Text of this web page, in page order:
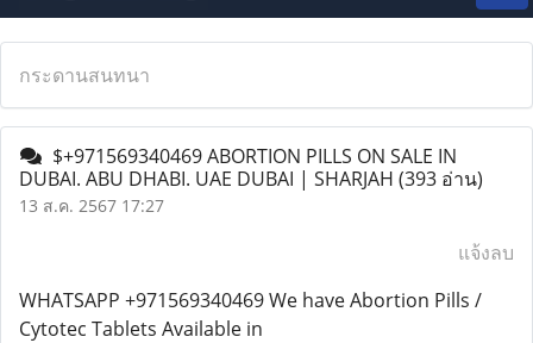
กระดานสนทนา
$+971569340469 ABORTION PILLS ON SALE IN
DUBAI. ABU DHABI. UAE DUBAI | SHARJAH (393 อ่าน)
13 ส.ค. 2567 17:27
แจ้งลบ
WHATSAPP +971569340469 We have Abortion Pills /
Cytotec Tablets Available in